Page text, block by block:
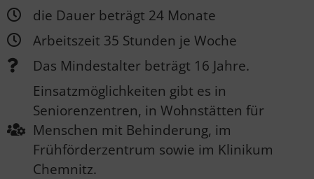
die Dauer beträgt 24 Monate
Arbeitszeit 35 Stunden je Woche
Das Mindestalter beträgt 16 Jahre.
Einsatzmöglichkeiten gibt es in
Seniorenzentren, in Wohnstätten für
Menschen mit Behinderung, im
Frühförderzentrum sowie im Klinikum
Chemnitz.